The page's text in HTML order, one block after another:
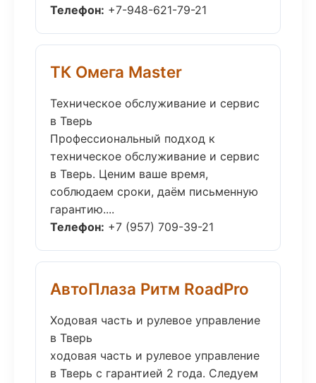
Телефон: +7-948-621-79-21
ТК Омега Master
Техническое обслуживание и сервис
в Тверь
Профессиональный подход к
техническое обслуживание и сервис
в Тверь. Ценим ваше время,
соблюдаем сроки, даём письменную
гарантию....
Телефон: +7 (957) 709-39-21
АвтоПлаза Ритм RoadPro
Ходовая часть и рулевое управление
в Тверь
ходовая часть и рулевое управление
в Тверь с гарантией 2 года. Следуем